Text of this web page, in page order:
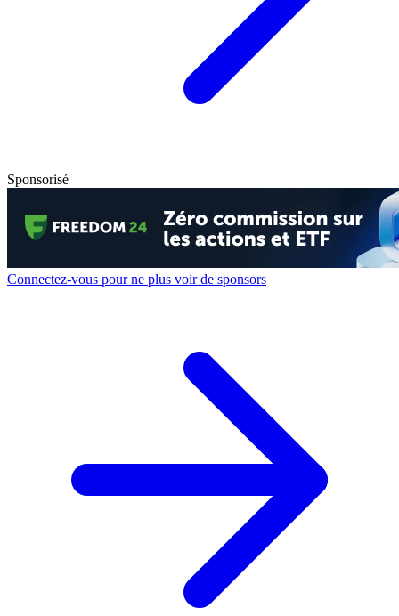
Sponsorisé
Connectez-vous pour ne plus voir de sponsors